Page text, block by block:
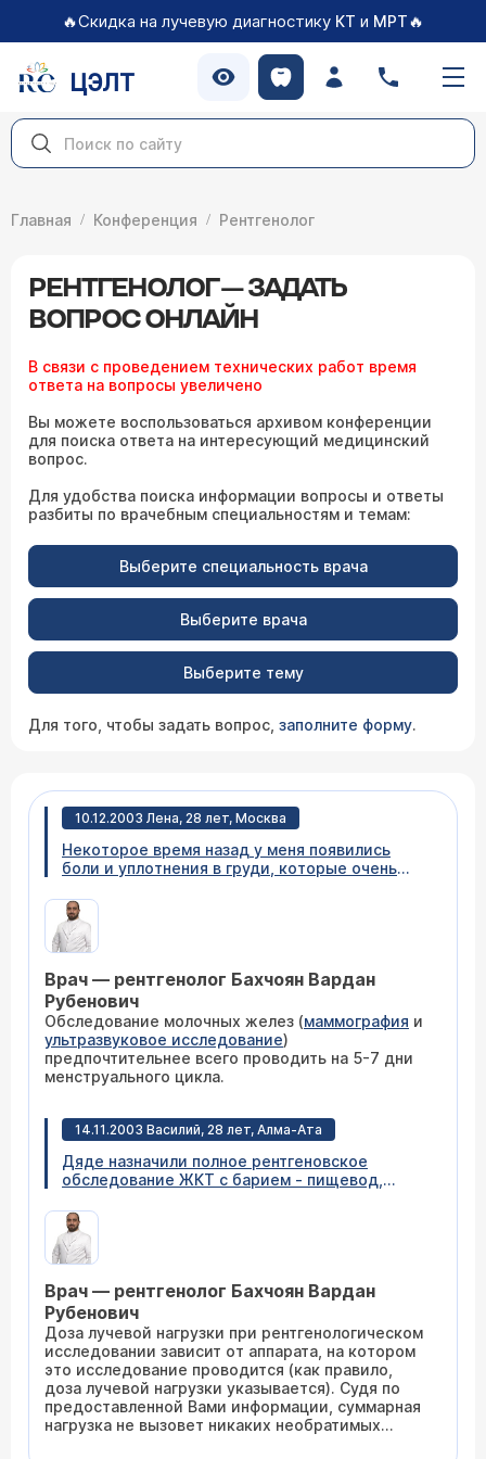
🔥Скидка на лучевую диагностику КТ и МРТ🔥
ЦЭЛТ
Главная Конференция Рентгенолог
РЕНТГЕНОЛОГ — ЗАДАТЬ
ВОПРОС ОНЛАЙН
В связи с проведением технических работ время
ответа на вопросы увеличено
Вы можете воспользоваться архивом конференции
для поиска ответа на интересующий медицинский
вопрос.
Для удобства поиска информации вопросы и ответы
разбиты по врачебным специальностям и темам:
Выберите специальность врача
Выберите врача
Выберите тему
Для того, чтобы задать вопрос, заполните форму.
10.12.2003 Лена, 28 лет, Москва
Некоторое время назад у меня появились
боли и уплотнения в груди, которые очень
Прочитала на Вашем сайте о комплексном
обследовании груди. Пожалуйста,
расскажите, в какое время относительно
Врач — рентгенолог Бахчоян Вардан
Рубенович
Обследование молочных желез (маммография и
ультразвуковое исследование)
предпочтительнее всего проводить на 5-7 дни
менструального цикла.
14.11.2003 Василий, 28 лет, Алма-Ата
Дяде назначили полное рентгеновское
обследование ЖКТ с барием - пищевод,
желудка, пищевода и кишечника (всего 7
снимков). Не могли бы Вы ответить - какую
суммарную дозу облучения получают больные
после него каких-либо необратимых
последствий?
Врач — рентгенолог Бахчоян Вардан
Рубенович
Доза лучевой нагрузки при рентгенологическом
исследовании зависит от аппарата, на котором
это исследование проводится (как правило,
доза лучевой нагрузки указывается). Судя по
предоставленной Вами информации, суммарная
нагрузка не вызовет никаких необратимых